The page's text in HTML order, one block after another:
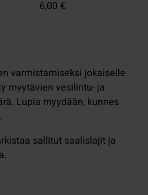
6,00 €
varmistamiseksi jokaiselle
myytävien vesilintu- ja
Lupia myydään, kunnes
sallitut saalislajit ja